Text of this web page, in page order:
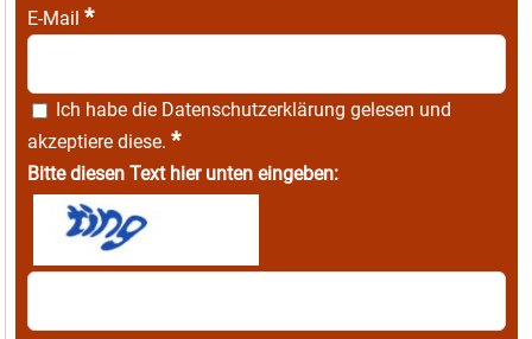
E-Mail *
Ich habe die Datenschutzerklärung gelesen und
akzeptiere diese. *
Bitte diesen Text hier unten eingeben: